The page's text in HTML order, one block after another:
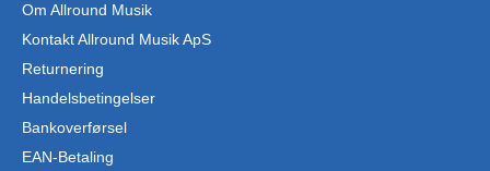
Om Allround Musik
Kontakt Allround Musik ApS
Returnering
Handelsbetingelser
Bankoverførsel
EAN-Betaling